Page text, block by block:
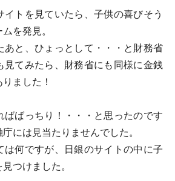
イトを見ていたら、子供の喜びそう
を発見。
あと、ひょっとして・・・と財務省
見てみたら、財務省にも同様に金銭
ました！
ばばっちり！・・・と思ったのです
には見当たりませんでした。
は何ですが、日銀のサイトの中に子
つけました。